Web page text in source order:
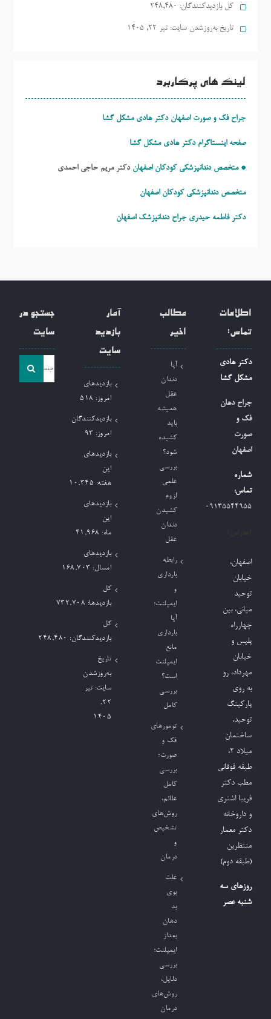
کل بازدیدکنند‌گان: 248,480
تاریخ به‌روزشدن سایت: تیر ۲۲, ۱۴۰۵
لینک های پرکاربرد
جراح فک و صورت اصفهان دکتر هادی مشکل گشا
صفحه اینستاگرام دکتر هادی مشکل گشا
* متخصص دندانپزشکی کودکان اصفهان دکتر مریم حاجی احمدی
متخصص دندانپزشکی کودکان اصفهان
دکتر فاطمه حیدری جراح دندانپزشک اصفهان
اطلاعات
تماس:
دکتر هادی
مشکل گشا
جراح دهان
فک و
صورت
اصفهان
شماره
تماس:
09135544955
اصفهان،
خیابان
توحید
میانی، بین
چهارراه
پلیس و
خیابان
مهرداد، رو
به روی
پارکینگ
توحید،
ساختمان
میلاد ٢،
طبقه فوقانی
مطب دکتر
فریبا اشتری
و داروخانه
دکتر معمار
منتظرین
(طبقه دوم)
روزهای سه
شنبه عصر
مطالب
اخیر
آیا
دندان
عقل
همیشه
باید
کشیده
شود؟
بررسی
علمی
لزوم
کشیدن
دندان
عقل
رابطه
بارداری
و
ایمپلنت؛
آیا
بارداری
مانع
ایمپلنت
است؟
بررسی
کامل
تومورهای
فک و
صورت؛
بررسی
کامل
علائم،
روش‌های
تشخیص
و
درمان
علت
بوی
بد
دهان
بعداز
ایمپلنت؛
بررسی
دلایل،
روش‌های
درمان
آمار
بازدید
سایت
بازدیدهای
امروز: 518
بازدیدکنندگان
امروز: 93
بازدیدهای
این
هفته: 10,345
بازدیدهای
این
ماه: 41,968
بازدیدهای
امسال: 168,703
کل
بازدیدها: 732,708
کل
بازدیدکنند‌گان: 248,480
تاریخ
به‌روزشدن
سایت: تیر
۲۲,
۱۴۰۵
جستجو در
سایت